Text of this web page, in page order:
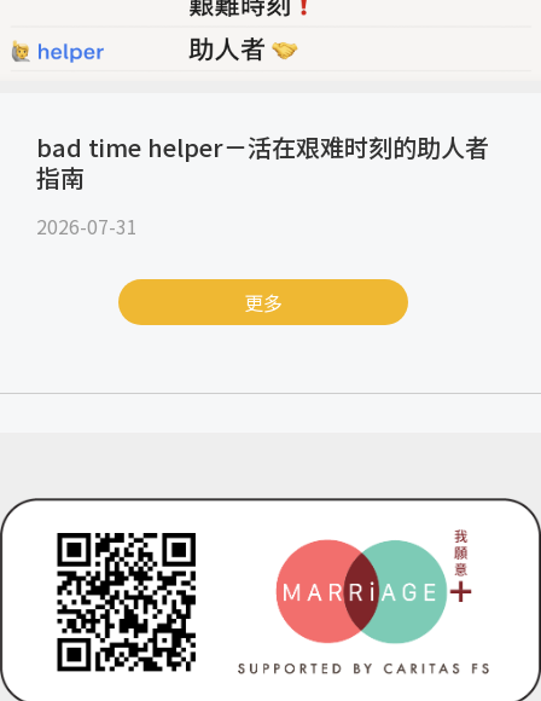
bad time helper－活在艰难时刻的助人者
指南
2026-07-31
更多